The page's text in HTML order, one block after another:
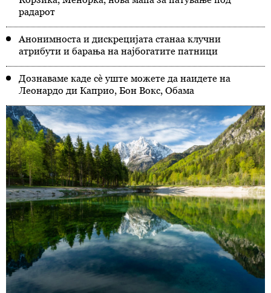
радарот
Анонимноста и дискрецијата станаа клучни
атрибути и барања на најбогатите патници
Дознаваме каде сè уште можете да наидете на
Леонардо ди Каприо, Бон Вокс, Обама